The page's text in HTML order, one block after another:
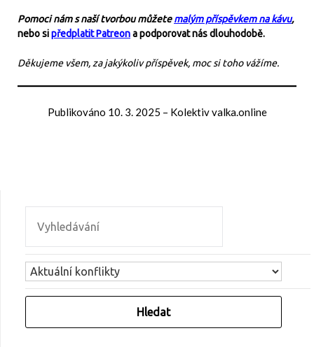
Pomoci nám s naší tvorbou můžetemalým příspěvkem na kávu,
nebo sipředplatit Patreona podporovat nás dlouhodobě.
Děkujeme všem, za jakýkoliv příspěvek, moc si toho vážíme.
Publikováno 10. 3. 2025 – Kolektiv valka.online